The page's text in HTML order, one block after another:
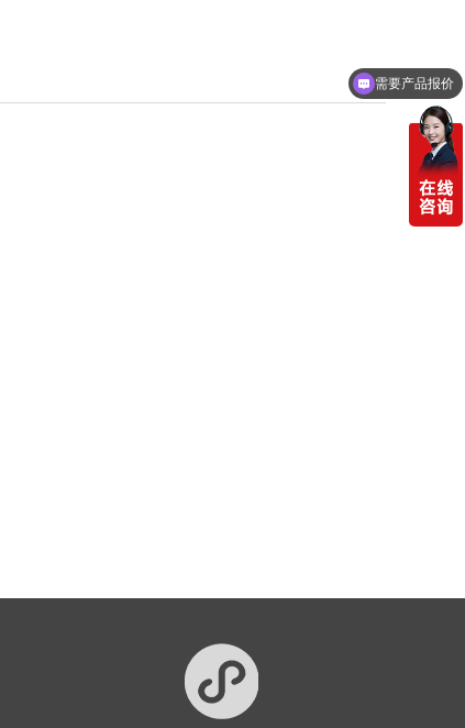
需要产品报价